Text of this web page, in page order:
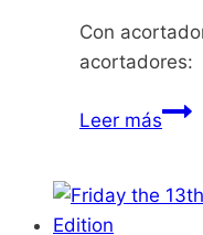
Con
acortadores:
Leer másThe